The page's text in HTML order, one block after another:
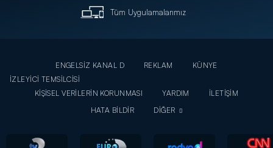
Tüm Uygulamalarımız
ENGELSİZ KANAL D REKLAM
KÜNYE
İZLEYİCİ TEMSİLCİSİ
KİŞİSEL VERİLERİN KORUNMASI
YARDIM
İLETİŞİM
HATA BİLDİR
DİĞER